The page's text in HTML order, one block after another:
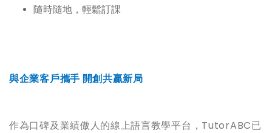
隨時隨地，輕鬆訂課
與企業客戶攜手 開創共贏新局
作為口碑及業績傲人的線上語言教學平台，TutorABC已